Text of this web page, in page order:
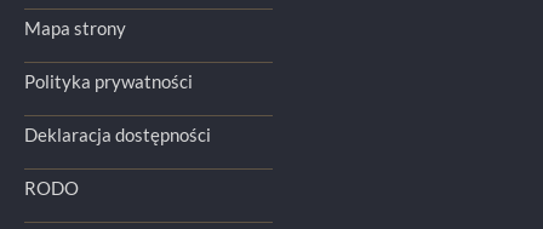
Mapa strony
Polityka prywatności
Deklaracja dostępności
RODO